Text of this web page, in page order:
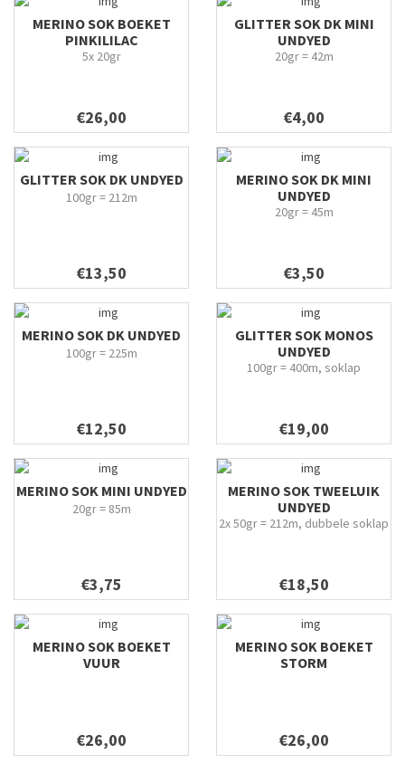
MERINO SOK BOEKET
PINKILILAC
5x 20gr
€26,00
GLITTER SOK DK MINI
UNDYED
20gr = 42m
€4,00
GLITTER SOK DK UNDYED
100gr = 212m
€13,50
MERINO SOK DK MINI
UNDYED
20gr = 45m
€3,50
MERINO SOK DK UNDYED
100gr = 225m
€12,50
GLITTER SOK MONOS
UNDYED
100gr = 400m, soklap
€19,00
MERINO SOK MINI UNDYED
20gr = 85m
€3,75
MERINO SOK TWEELUIK
UNDYED
2x 50gr = 212m, dubbele soklap
€18,50
MERINO SOK BOEKET
VUUR
€26,00
MERINO SOK BOEKET
STORM
€26,00